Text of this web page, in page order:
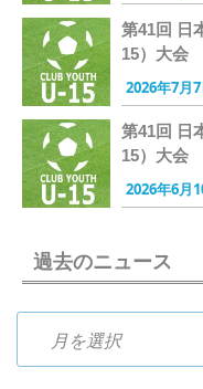
第41回 日
15）大会
2026年7月
第41回 日
15）大会
2026年6月
過去のニュース